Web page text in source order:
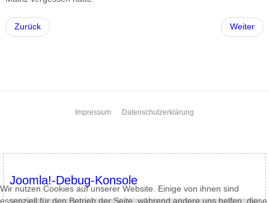
Zurück Weiter
Impressum Datenschutzerklärung
Wir nutzen Cookies auf unserer Website. Einige von ihnen sind
essenziell für den Betrieb der Seite, während andere uns helfen, diese
Joomla!-Debug-Konsole